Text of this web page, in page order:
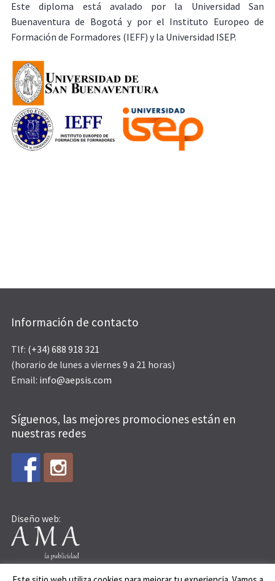
Este diploma está avalado por la Universidad San
Buenaventura de Bogotá y por el Instituto Europeo de
Formación de Formadores (IEFF) y la Universidad ISEP.
Información de contacto
Tlf: (+34) 688 918 321
(horario de lunes a viernes 9 a 21 horas)
Email: info@aepsis.com
Síguenos, las mejores promociones están en
nuestras redes
Diseño web: